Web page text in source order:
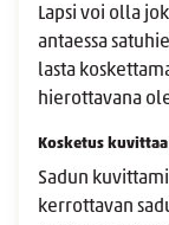
Lapsi voi olla
antaessa
lasta
hierottavana
Kosketus
Sadun
kerrottavan